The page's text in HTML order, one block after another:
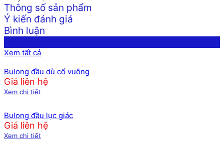
Thông số sản phẩm
Ý kiến đánh giá
Bình luận
Xem tất cả
Bulong đầu dù cổ vuông
Giá liên hệ
Xem chi tiết
Bulong đầu lục giác
Giá liên hệ
Xem chi tiết